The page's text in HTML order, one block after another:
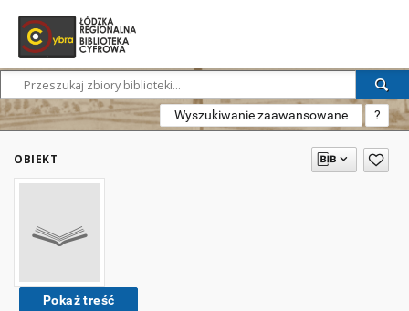
Wyszukiwanie zaawansowane ?
OBIEKT
Pokaż treść